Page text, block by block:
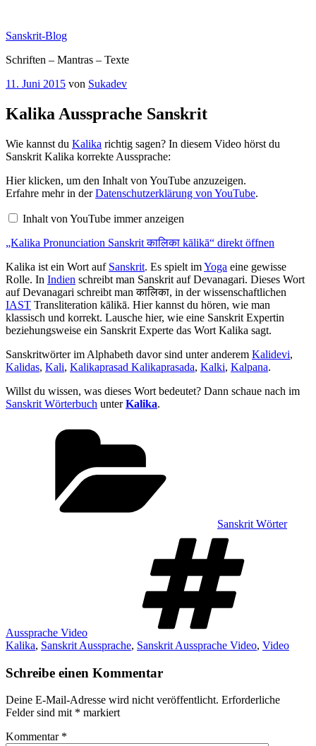
springen
Sanskrit-Blog
Schriften – Mantras – Texte
Veröffentlicht
11. Juni 2015 von Sukadev
Kalika Aussprache Sanskrit
Wie kannst du Kalika richtig sagen? In diesem Video hörst du
Sanskrit Kalika korrekte Aussprache:
„Kalika
Pronunciation
Sanskrit
kālikā“
YouTube
Hier klicken, um den Inhalt von YouTube anzuzeigen.
Erfahre mehr in derDatenschutzerklärung von YouTube.
Inhalt von YouTube immer anzeigen
„Kalika Pronunciation Sanskrit कालिका kālikā“ direkt öffnen
Kalika ist ein Wort auf Sanskrit. Es spielt imYoga eine gewisse
Rolle. In Indien schreibt man Sanskrit auf Devanagari. Dieses Wort
auf Devanagari schreibt man कालिका, in der wissenschaftlichen
IAST Transliteration kālikā. Hier kannst du hören, wie man
klassisch und korrekt. Lausche hier, wie eine Sanskrit Expertin
beziehungsweise ein Sanskrit Experte das Wort Kalika sagt.
Sanskritwörter im Alphabeth davor sind unter anderem Kalidevi,
Kalidas, Kali, Kalikaprasad Kalikaprasada, Kalki, Kalpana.
Willst du wissen, was dieses Wort bedeutet? Dann schaue nach im
Sanskrit Wörterbuch unterKalika.
Sanskrit Wörter
Aussprache Video
Kalika, Sanskrit Aussprache, Sanskrit Aussprache Video, Video
Schreibe einen Kommentar
Deine E-Mail-Adresse wird nicht veröffentlicht. Erforderliche
Felder sind mit * markiert
Kommentar *